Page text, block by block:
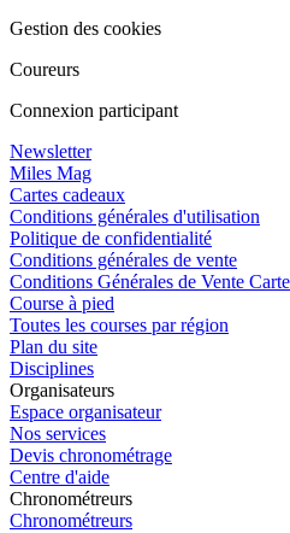
Gestion des cookies
Coureurs
Connexion participant
Newsletter
Miles Mag
Cartes cadeaux
Conditions générales d'utilisation
Politique de confidentialité
Conditions générales de vente
Conditions Générales de Vente
Course à pied
Toutes les courses par région
Plan du site
Disciplines
Organisateurs
Espace organisateur
Nos services
Devis chronométrage
Centre d'aide
Chronométreurs
Chronométreurs